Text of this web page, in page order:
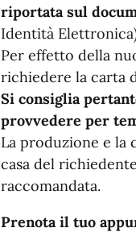
riportata sul
Identità
Per effetto della
richiedere la carta
Si consiglia
provvedere per
La produzione e la
casa del
raccomandata.
Prenota il tuo